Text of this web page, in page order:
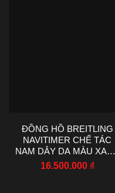
ĐỒNG HỒ BREITLING
NAVITIMER CHẾ TÁC
NAM DÂY DA MÀU XANH
NHÀ MÁY EF 43MM
16.500.000 ₫